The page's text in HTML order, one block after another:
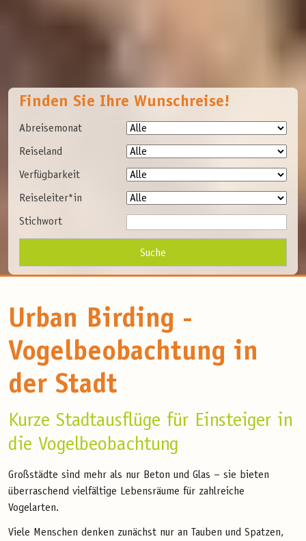
Finden Sie Ihre Wunschreise!
Abreisemonat
Reiseland
Verfügbarkeit
Reiseleiter*in
Stichwort
Urban Birding -
Vogelbeobachtung in
der Stadt
Kurze Stadtausflüge für Einsteiger in
die Vogelbeobachtung
Großstädte sind mehr als nur Beton und Glas – sie bieten
überraschend vielfältige Lebensräume für zahlreiche
Vogelarten.
Viele Menschen denken zunächst nur an Tauben und Spatzen,